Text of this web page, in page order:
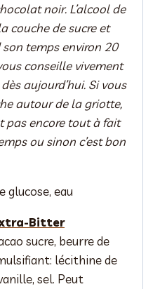
noir. L’alcool de
couche de sucre et
temps environ 20
conseille vivement
aujourd’hui. Si vous
autour de la griotte,
pas encore tout à fait
ou sinon c’est bon
glucose, eau
Bitter
sucre, beurre de
lécithine de
sel. Peut